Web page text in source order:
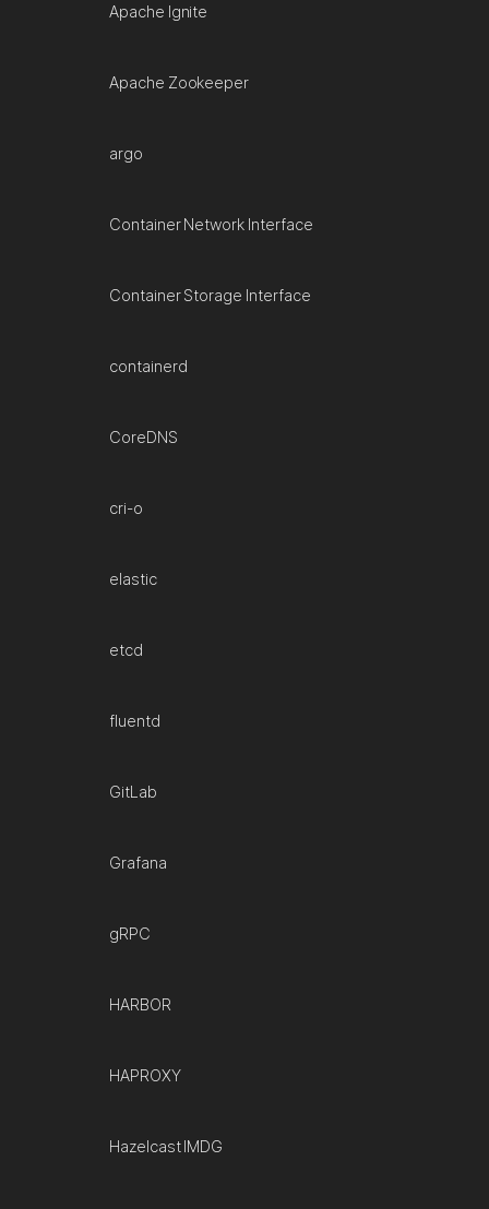
Apache Ignite
Apache Zookeeper
argo
Container Network Interface
Container Storage Interface
containerd
CoreDNS
cri-o
elastic
etcd
fluentd
GitLab
Grafana
gRPC
HARBOR
HAPROXY
Hazelcast IMDG